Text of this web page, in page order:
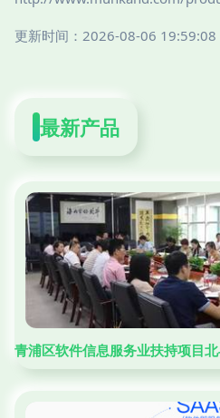
更新时间：2026-08-06 19:59:08
最新产品
青浦区软件信息服务业扶持项目